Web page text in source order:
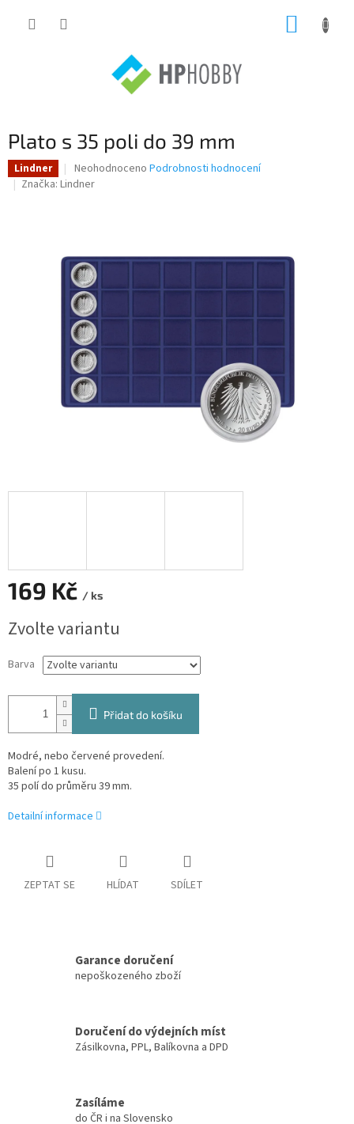
Plato s 35 poli do 39 mm
Lindner
Průměrné
hodnocení
5
hvězdiček.
Neohodnoceno Podrobnosti hodnocení
Značka: Lindner
169 Kč / ks
cena:
Zvolte variantu
Barva
Přidat do košíku
Modré, nebo červené provedení.
Balení po 1 kusu.
35 polí do průměru 39 mm.
Detailní informace
ZEPTAT SE HLÍDAT SDÍLET
Garance doručení
nepoškozeného zboží
Doručení do výdejních míst
Zásilkovna, PPL, Balíkovna a DPD
Zasíláme
do ČR i na Slovensko